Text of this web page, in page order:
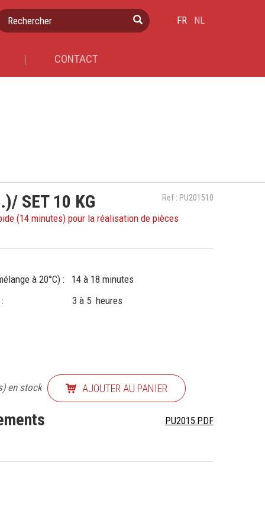
FR NL
CONTACT
Ref : PU201510
SET 10 KG
(14 minutes) pour la réalisation de pièces
à 20°C) : 14 à 18 minutes
25°C : 3 à 5 heures
en stock AJOUTER AU PANIER
PU2015.PDF